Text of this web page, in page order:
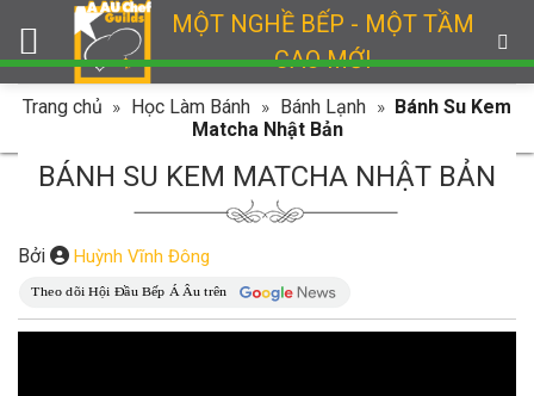
content
MỘT NGHỀ BẾP - MỘT TẦM
CAO MỚI
Trang chủ » Học Làm Bánh » Bánh Lạnh » Bánh Su Kem
Matcha Nhật Bản
BÁNH SU KEM MATCHA NHẬT BẢN
Bởi Huỳnh Vĩnh Đông